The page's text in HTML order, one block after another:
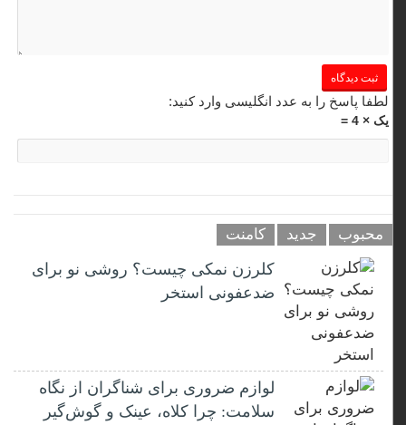
لطفا پاسخ را به عدد انگلیسی وارد کنید:
یک × 4 =
محبوب جدید کامنت
کلرزن نمکی چیست؟ روشی نو برای
ضدعفونی استخر
لوازم ضروری برای شناگران از نگاه
سلامت: چرا کلاه، عینک و گوش‌گیر